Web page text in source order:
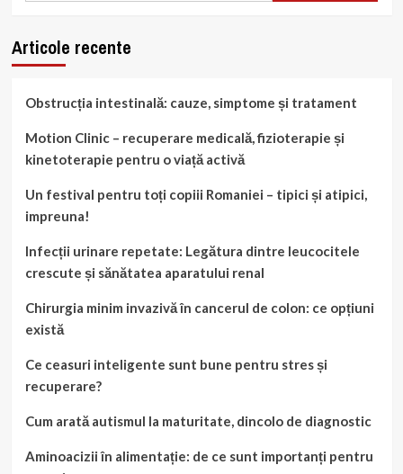
Articole recente
Obstrucția intestinală: cauze, simptome și tratament
Motion Clinic – recuperare medicală, fizioterapie și
kinetoterapie pentru o viață activă
Un festival pentru toți copiii Romaniei – tipici și atipici,
impreuna!
Infecții urinare repetate: Legătura dintre leucocitele
crescute și sănătatea aparatului renal
Chirurgia minim invazivă în cancerul de colon: ce opțiuni
există
Ce ceasuri inteligente sunt bune pentru stres și
recuperare?
Cum arată autismul la maturitate, dincolo de diagnostic
Aminoacizii în alimentație: de ce sunt importanți pentru